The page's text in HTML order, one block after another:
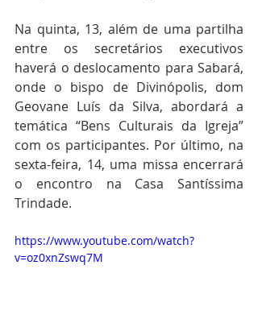
Na quinta, 13, além de uma partilha
entre os secretários executivos
haverá o deslocamento para Sabará,
onde o bispo de Divinópolis, dom
Geovane Luís da Silva, abordará a
temática “Bens Culturais da Igreja”
com os participantes. Por último, na
sexta-feira, 14, uma missa encerrará
o encontro na Casa Santíssima
Trindade.
https://www.youtube.com/watch?
v=oz0xnZswq7M